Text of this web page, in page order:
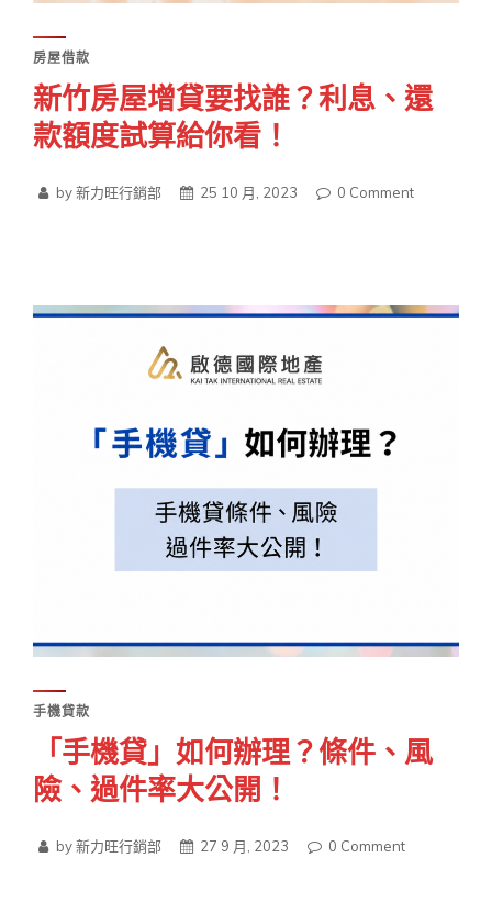
房屋借款
新竹房屋增貸要找誰？利息、還
款額度試算給你看！
by 新力旺行銷部 25 10 月, 2023 0 Comment
手機貸款
「手機貸」如何辦理？條件、風
險、過件率大公開！
by 新力旺行銷部 27 9 月, 2023 0 Comment